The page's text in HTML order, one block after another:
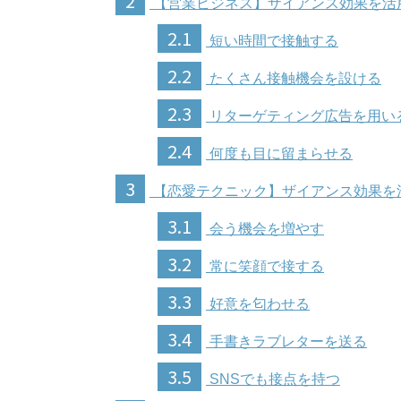
2.1 短い時間で接触する
2.2 たくさん接触機会を設ける
2.3 リターゲティング広告を用い
2.4 何度も目に留まらせる
3 【恋愛テクニック】ザイアンス効果
3.1 会う機会を増やす
3.2 常に笑顔で接する
3.3 好意を匂わせる
3.4 手書きラブレターを送る
3.5 SNSでも接点を持つ